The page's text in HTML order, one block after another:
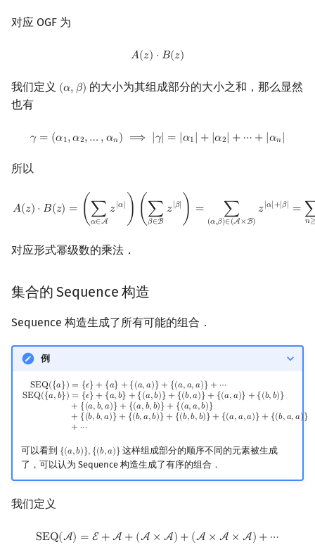
对应 OGF 为
𝐴(𝑧) ⋅ 𝐵(𝑧)
A(z) ⋅ B(z)
我们定义 (𝛼,𝛽)
(α,β) 的大小为其组成部分的大小之和，那么显然
也有
𝛾 = (𝛼1,𝛼2,… ,𝛼𝑛) ⟹ |𝛾| = |𝛼1| + |𝛼2| + ⋯ + |𝛼𝑛|
γ= (α1 …, αn )⟹ γ|= |α 1|+| α 2 +⋯+ |
所以
𝐴(𝑧) ⋅ 𝐵(𝑧) = ( ∑
𝛼∈A
𝑧|𝛼| ) ( ∑
𝛽∈B
𝑧|𝛽| ) = ∑
(𝛼,𝛽)∈(A×B)
𝑧|𝛼|+|𝛽| =
𝑛
Az|α| ∑ β ∈ Bz|β| ∑( α ×B)z | β = ∑ 0∑
对应形式幂级数的乘法．
集合的 Sequence 构造
Sequence 构造生成了所有可能的组合．
例
SEQ({𝑎}) = {𝜖} + {𝑎} + {(𝑎,𝑎)} + {(𝑎,𝑎,𝑎)} + ⋯
SEQ({𝑎,𝑏}) = {𝜖} + {𝑎,𝑏} + {(𝑎,𝑏)} + {(𝑏,𝑎)} + {(𝑎,𝑎)} + {(𝑏,𝑏)}
+ {(𝑎,𝑏,𝑎)} + {(𝑎,𝑏,𝑏)} + {(𝑎,𝑎,𝑏)}
+ {(𝑏,𝑏,𝑎)} + {(𝑏,𝑎,𝑏)} + {(𝑏,𝑏,𝑏)} + {(𝑎,𝑎,𝑎)} + {(𝑏,𝑎,𝑎)}
+ ⋯
SEQ({a})={ϵ}+ {a +{(a,a )} +{( a,a, a)}+⋯SEQ ({a, b} )={ ϵ }+{ a,b
可以看到 {(𝑎,𝑏)}, {(𝑏,𝑎)}
{(a,b)} ,{( b ,a)}
这样组成部分的顺序不同的元素被生成
了，可以认为 Sequence 构造生成了有序的组合．
我们定义
SEQ(A) = E +A + (A × A) + (A × A × A) + ⋯
SEQ(A )= E+ A +( A× A)+ (A×A ×A)+ ⋯